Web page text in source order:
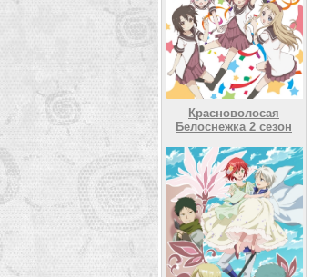
Красноволосая
Белоснежка 2 сезон